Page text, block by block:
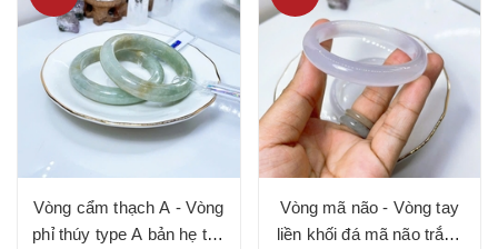
Vòng cẩm thạch A - Vòng
phỉ thúy type A bản hẹ thu
Vòng mã não - Vòng tay
liền khối đá mã não trắng